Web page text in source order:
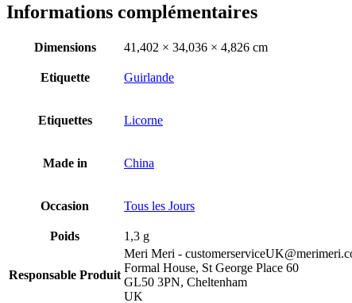
Informations complémentaires
Dimensions 41,402 × 34,036 × 4,826 cm
Etiquette Guirlande
Etiquettes Licorne
Made in China
Occasion Tous les Jours
Poids 1,3 g
Responsable Produit
Meri Meri -
Formal House, St George Place 60
GL50 3PN, Cheltenham
UK